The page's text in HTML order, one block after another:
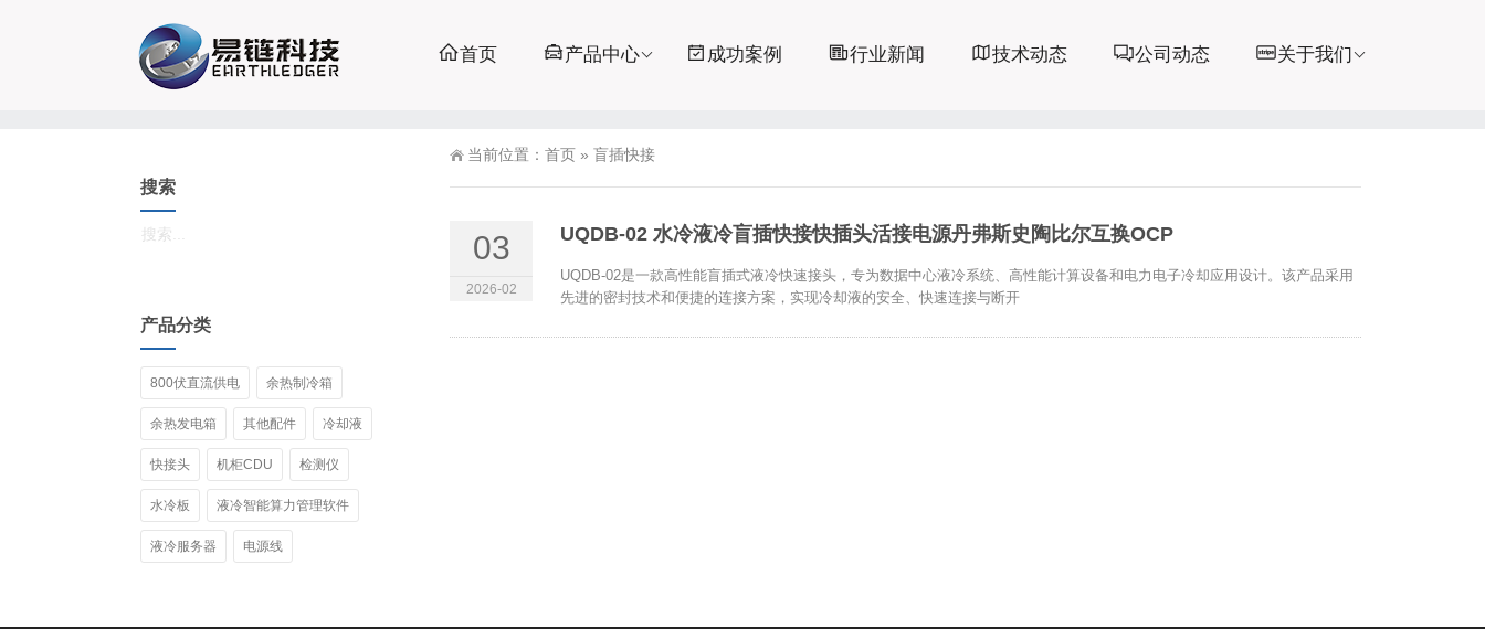
首页 产品中心 成功案例 行业新闻 技术动态 公司动态 关于我们
当前位置： 首页 » 盲插快接
03
2026-02
UQDB-02 水冷液冷盲插快接快插头活接电源丹弗斯史陶比尔互换OCP
UQDB-02是一款高性能盲插式液冷快速接头，专为数据中心液冷系统、高性能计算设备和电力电子冷却应用设计。该产品采用
先进的密封技术和便捷的连接方案，实现冷却液的安全、快速连接与断开
搜索
产品分类
800伏直流供电 余热制冷箱
余热发电箱 其他配件 冷却液
快接头 机柜CDU 检测仪
水冷板 液冷智能算力管理软件
液冷服务器 电源线